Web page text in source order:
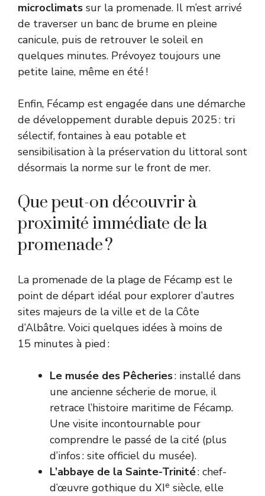
microclimats sur la promenade. Il m’est arrivé
de traverser un banc de brume en pleine
canicule, puis de retrouver le soleil en
quelques minutes. Prévoyez toujours une
petite laine, même en été !
Enfin, Fécamp est engagée dans une démarche
de développement durable depuis 2025 : tri
sélectif, fontaines à eau potable et
sensibilisation à la préservation du littoral sont
désormais la norme sur le front de mer.
Que peut-on découvrir à
proximité immédiate de la
promenade ?
La promenade de la plage de Fécamp est le
point de départ idéal pour explorer d’autres
sites majeurs de la ville et de la Côte
d’Albâtre. Voici quelques idées à moins de
15 minutes à pied :
Le musée des Pêcheries: installé dans
une ancienne sécherie de morue, il
retrace l’histoire maritime de Fécamp.
Une visite incontournable pour
comprendre le passé de la cité (plus
d’infos : site officiel du musée).
L’abbaye de la Sainte-Trinité: chef-
d’œuvre gothique du XIe siècle, elle